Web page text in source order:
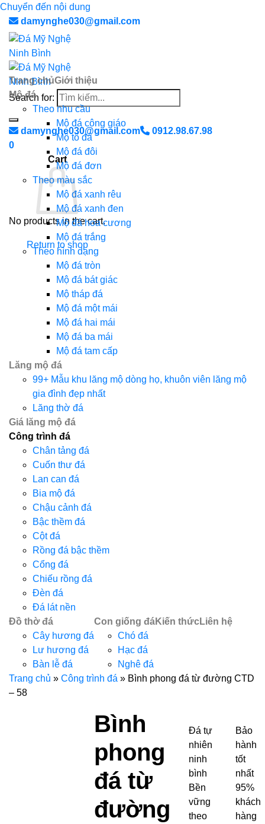
Chuyển đến nội dung
damynghe030@gmail.com
Search for:
damynghe030@gmail.com
0912.98.67.98
0
Cart
No products in the cart.
Return to shop
Trang chủGiới thiệu
Mộ đá
Theo nhu cầu
Mộ đá công giáo
Mộ tổ đá
Mộ đá đôi
Mộ đá đơn
Theo màu sắc
Mộ đá xanh rêu
Mộ đá xanh đen
Mộ đá hoa cương
Mộ đá trắng
Theo hình dạng
Mộ đá tròn
Mộ đá bát giác
Mộ tháp đá
Mộ đá một mái
Mộ đá hai mái
Mộ đá ba mái
Mộ đá tam cấp
Lăng mộ đá
99+ Mẫu khu lăng mộ dòng họ, khuôn viên lăng mộ
gia đình đẹp nhất
Lăng thờ đá
Giá lăng mộ đá
Công trình đá
Chân tảng đá
Cuốn thư đá
Lan can đá
Bia mộ đá
Chậu cảnh đá
Bậc thềm đá
Cột đá
Rồng đá bậc thềm
Cổng đá
Chiếu rồng đá
Đèn đá
Đá lát nền
Đồ thờ đá
Cây hương đá
Lư hương đá
Bàn lễ đá
Con giống đá
Chó đá
Hạc đá
Nghê đá
Kiến thứcLiên hệ
Trang chủ » Công trình đá » Bình phong đá từ đường CTD
– 58
Bình
phong
đá từ
đường
Đá tự
nhiên
ninh
bình
Bền
vững
theo
Bảo
hành
tốt
nhất
95%
khách
hàng